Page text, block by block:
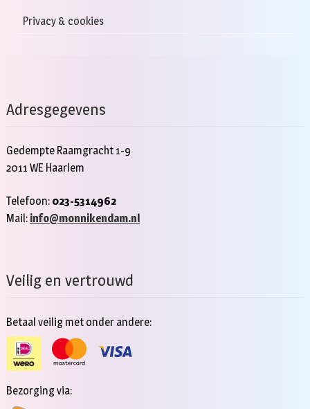
Privacy & cookies
Adresgegevens
Gedempte Raamgracht 1-9
2011 WE Haarlem
Telefoon: 023-5314962
Mail: info@monnikendam.nl
Veilig en vertrouwd
Betaal veilig met onder andere:
Bezorging via: